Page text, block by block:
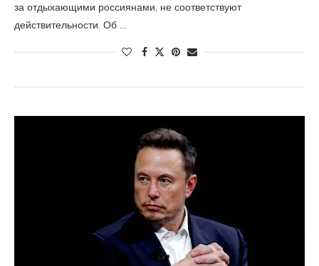
за отдыхающими россиянами, не соответствуют
действительности. Об …